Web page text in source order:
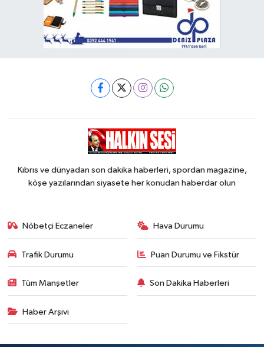
Kıbrıs ve dünyadan son dakika haberleri, spordan magazine,
köşe yazılarından siyasete her konudan haberdar olun
Nöbetçi Eczaneler Hava Durumu
Trafik Durumu Puan Durumu ve Fikstür
Tüm Manşetler Son Dakika Haberleri
Haber Arşivi